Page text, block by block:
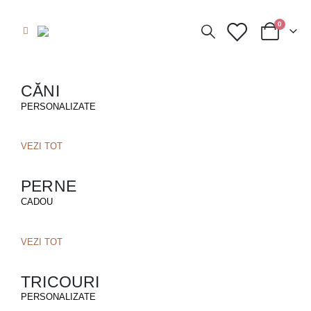
0
CĂNI
PERSONALIZATE
VEZI TOT
PERNE
CADOU
VEZI TOT
TRICOURI
PERSONALIZATE